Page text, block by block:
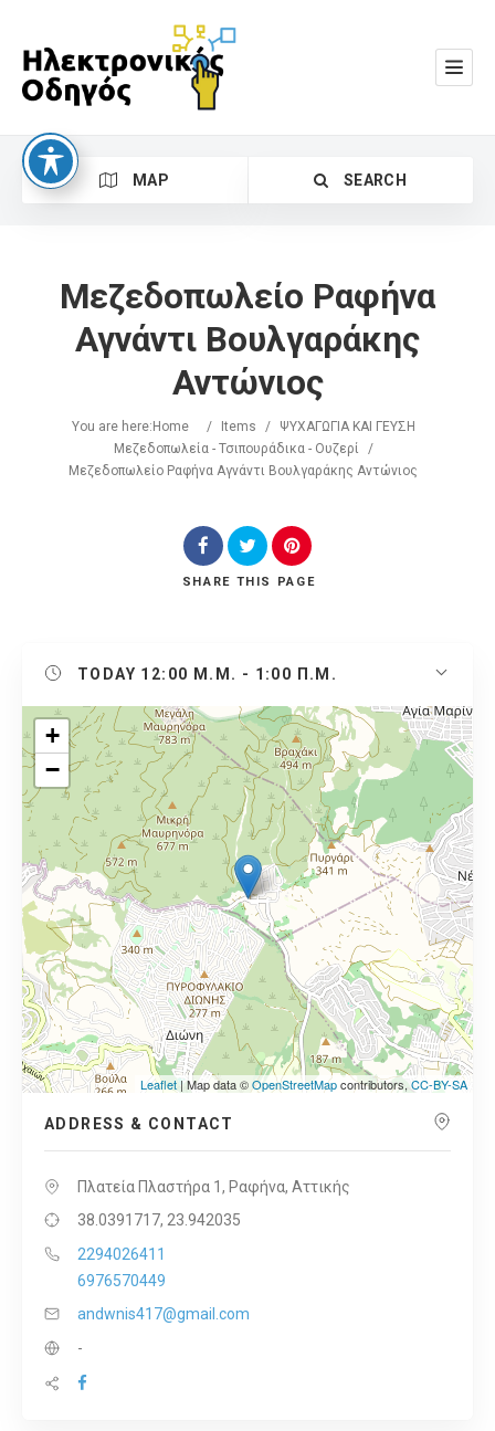
MAP SEARCH
Search
Μεζεδοπωλείο Ραφήνα
Αγνάντι Βουλγαράκης
Αντώνιος
You are here: Home / Items /
ΨΥΧΑΓΩΓΙΑ ΚΑΙ ΓΕΥΣΗ
Μεζεδοπωλεία - Τσιπουράδικα - Ουζερί
/
Μεζεδοπωλείο Ραφήνα Αγνάντι Βουλγαράκης Αντώνιος
SHARE THIS PAGE
TODAY 12:00 Μ.Μ. - 1:00 Π.Μ.
+
−
Leaflet| Map data ©OpenStreetMapcontributors,CC-BY-SA
ADDRESS & CONTACT
Πλατεία Πλαστήρα 1, Ραφήνα, Αττικής
38.0391717, 23.942035
2294026411
6976570449
andwnis417@gmail.com
-